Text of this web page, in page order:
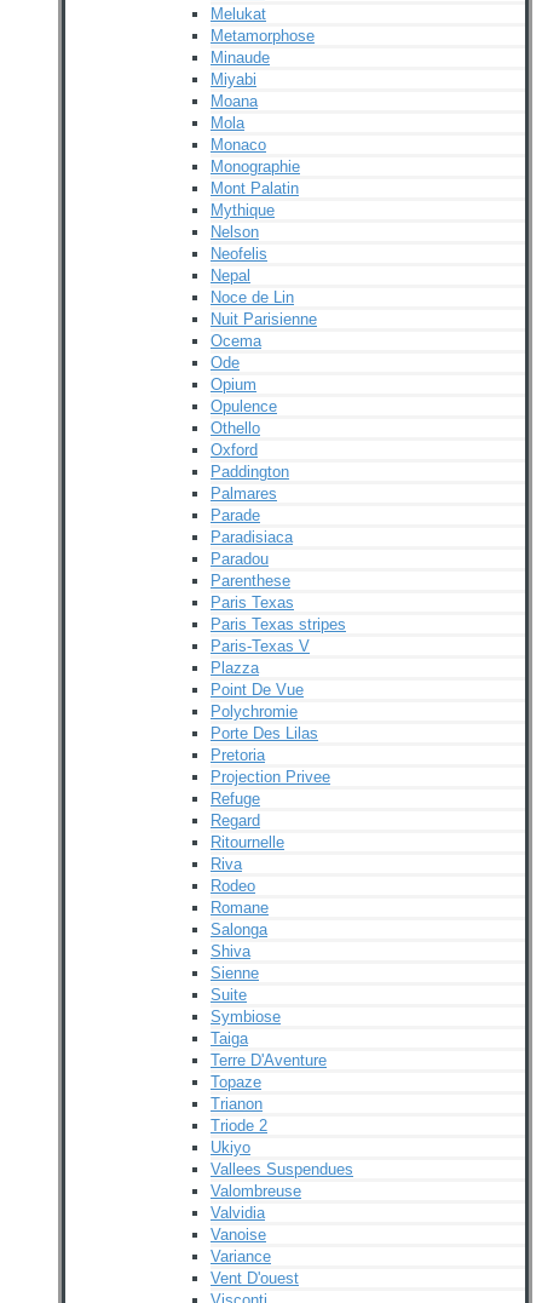
Melukat
Metamorphose
Minaude
Miyabi
Moana
Mola
Monaco
Monographie
Mont Palatin
Mythique
Nelson
Neofelis
Nepal
Noce de Lin
Nuit Parisienne
Ocema
Ode
Opium
Opulence
Othello
Oxford
Paddington
Palmares
Parade
Paradisiaca
Paradou
Parenthese
Paris Texas
Paris Texas stripes
Paris-Texas V
Plazza
Point De Vue
Polychromie
Porte Des Lilas
Pretoria
Projection Privee
Refuge
Regard
Ritournelle
Riva
Rodeo
Romane
Salonga
Shiva
Sienne
Suite
Symbiose
Taiga
Terre D'Aventure
Topaze
Trianon
Triode 2
Ukiyo
Vallees Suspendues
Valombreuse
Valvidia
Vanoise
Variance
Vent D'ouest